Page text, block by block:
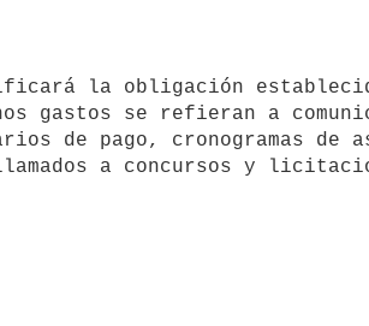
gastos se refieran a
de pago, cronogramas de